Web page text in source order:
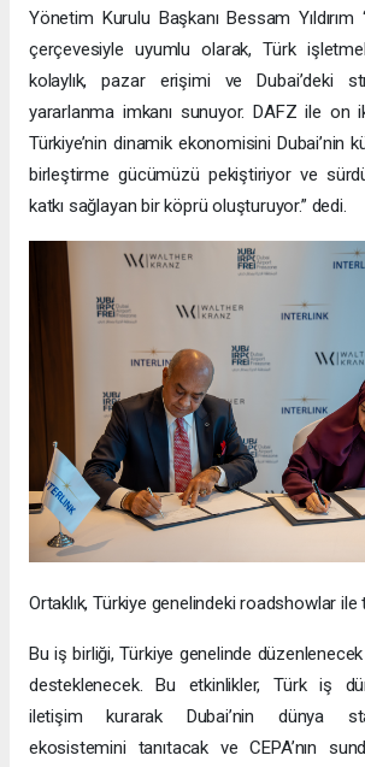
Yönetim Kurulu Başkanı Bessam
çerçevesiyle uyumlu olarak, Türk
kolaylık, pazar erişimi ve Dubai’deki
yararlanma imkanı sunuyor. DAFZ ile on iki
Türkiye’nin dinamik ekonomisini Dubai’nin
birleştirme gücümüzü pekiştiriyor ve
katkı sağlayan bir köprü oluşturuyor.” dedi.
Ortaklık, Türkiye genelindeki roadshowlar ile
Bu iş birliği, Türkiye genelinde
desteklenecek. Bu etkinlikler, Türk iş
iletişim kurarak Dubai’nin dünya
ekosistemini tanıtacak ve CEPA’nın